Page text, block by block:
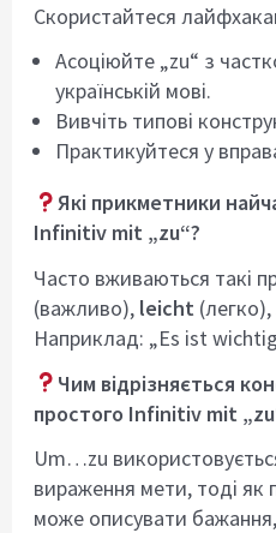
Скористайтеся
Асоціюйте „zu“ з
українській мові.
Вивчіть типові
Практикуйтеся у
Які прикметники
Infinitiv mit „zu“?
Часто вживаються такі
(важливо), leicht(легко),
Наприклад: „Es ist
Чим відрізняється
простого Infinitiv mit
Um…zu
вираження мети, тоді
може описувати бажання,